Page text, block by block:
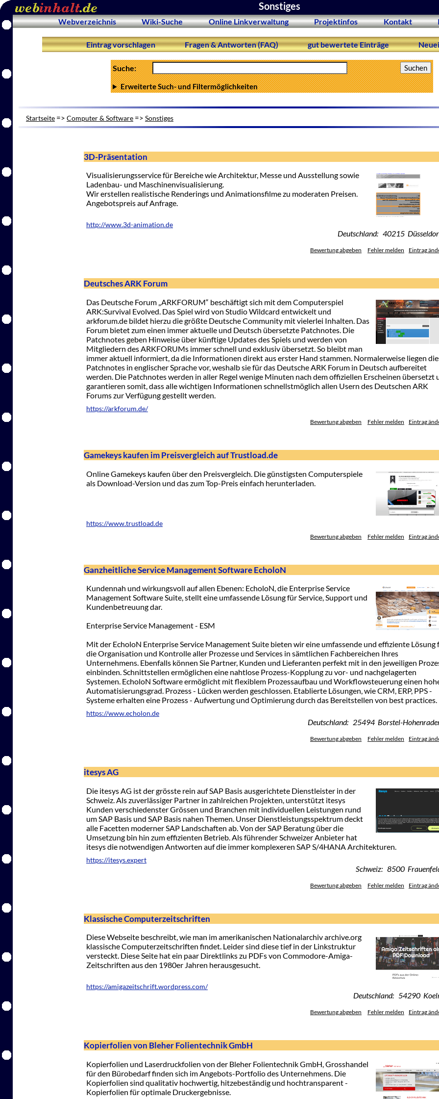
Sonstiges
Webverzeichnis Wiki-Suche Online Linkverwaltung Projektinfos Kontakt
Eintrag vorschlagen Fragen & Antworten (FAQ) gut bewertete Einträge
Suche:
Erweiterte Such- und Filtermöglichkeiten
Startseite => Computer & Software => Sonstiges
3D-Präsentation
Visualisierungsservice für Bereiche wie Architektur, Messe und Ausstellung sowie
Ladenbau- und Maschinenvisualisierung.
Wir erstellen realistische Renderings und Animationsfilme zu moderaten Preisen.
Angebotspreis auf Anfrage.
http://www.3d-animation.de
Deutschland: 40215
Bewertung abgeben Fehler melden Eintrag
Deutsches ARK Forum
Das Deutsche Forum „ARKFORUM“ beschäftigt sich mit dem Computerspiel
ARK:Survival Evolved. Das Spiel wird von Studio Wildcard entwickelt und
arkforum.de bildet hierzu die größte Deutsche Community mit vielerlei Inhalten. Das
Forum bietet zum einen immer aktuelle und Deutsch übersetzte Patchnotes. Die
Patchnotes geben Hinweise über künftige Updates des Spiels und werden von
Mitgliedern des ARKFORUMs immer schnell und exklusiv übersetzt. So bleibt man
immer aktuell informiert, da die Informationen direkt aus erster Hand stammen. Normalerweise liegen
Patchnotes in englischer Sprache vor, weshalb sie für das Deutsche ARK Forum in Deutsch aufbereitet
werden. Die Patchnotes werden in aller Regel wenige Minuten nach dem offiziellen Erscheinen übersetzt
garantieren somit, dass alle wichtigen Informationen schnellstmöglich allen Usern des Deutschen ARK
Forums zur Verfügung gestellt werden.
https://arkforum.de/
Bewertung abgeben Fehler melden Eintrag
Gamekeys kaufen im Preisvergleich auf Trustload.de
Online Gamekeys kaufen über den Preisvergleich. Die günstigsten Computerspiele
als Download-Version und das zum Top-Preis einfach herunterladen.
https://www.trustload.de
Bewertung abgeben Fehler melden Eintrag
Ganzheitliche Service Management Software EcholoN
Kundennah und wirkungsvoll auf allen Ebenen: EcholoN, die Enterprise Service
Management Software Suite, stellt eine umfassende Lösung für Service, Support und
Kundenbetreuung dar.
Enterprise Service Management - ESM
Mit der EcholoN Enterprise Service Management Suite bieten wir eine umfassende und effiziente Lösung
die Organisation und Kontrolle aller Prozesse und Services in sämtlichen Fachbereichen Ihres
Unternehmens. Ebenfalls können Sie Partner, Kunden und Lieferanten perfekt mit in den jeweiligen
einbinden. Schnittstellen ermöglichen eine nahtlose Prozess-Kopplung zu vor- und nachgelagerten
Systemen. EcholoN Software ermöglicht mit flexiblem Prozessaufbau und Workflowsteuerung einen
Automatisierungsgrad. Prozess - Lücken werden geschlossen. Etablierte Lösungen, wie CRM, ERP, PPS -
Systeme erhalten eine Prozess - Aufwertung und Optimierung durch das Bereitstellen von best practices.
https://www.echolon.de
Deutschland: 25494 Borstel-
Bewertung abgeben Fehler melden Eintrag
itesys AG
Die itesys AG ist der grösste rein auf SAP Basis ausgerichtete Dienstleister in der
Schweiz. Als zuverlässiger Partner in zahlreichen Projekten, unterstützt itesys
Kunden verschiedenster Grössen und Branchen mit individuellen Leistungen rund
um SAP Basis und SAP Basis nahen Themen. Unser Dienstleistungsspektrum deckt
alle Facetten moderner SAP Landschaften ab. Von der SAP Beratung über die
Umsetzung bin hin zum effizienten Betrieb. Als führender Schweizer Anbieter hat
itesys die notwendigen Antworten auf die immer komplexeren SAP S/4HANA Architekturen.
https://itesys.expert
Schweiz: 8500
Bewertung abgeben Fehler melden Eintrag
Klassische Computerzeitschriften
Diese Webseite beschreibt, wie man im amerikanischen Nationalarchiv archive.org
klassische Computerzeitschriften findet. Leider sind diese tief in der Linkstruktur
versteckt. Diese Seite hat ein paar Direktlinks zu PDFs von Commodore-Amiga-
Zeitschriften aus den 1980er Jahren herausgesucht.
https://amigazeitschrift.wordpress.com/
Deutschland: 54290
Bewertung abgeben Fehler melden Eintrag
Kopierfolien von Bleher Folientechnik GmbH
Kopierfolien und Laserdruckfolien von der Bleher Folientechnik GmbH, Grosshandel
für den Bürobedarf finden sich im Angebots-Portfolio des Unternehmens. Die
Kopierfolien sind qualitativ hochwertig, hitzebeständig und hochtransparent -
Kopierfolien für optimale Druckergebnisse.